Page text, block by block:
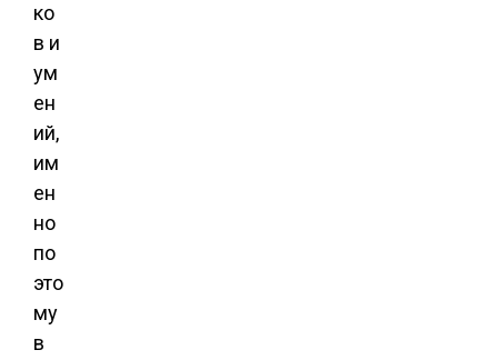
ко
в и
ум
ен
ий,
им
ен
но
по
это
му
в